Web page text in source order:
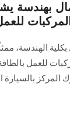
الهندسة،
للعمل
بالسيارة